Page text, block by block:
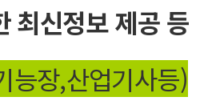
최신정보 제공 등
능장,산업기사등)